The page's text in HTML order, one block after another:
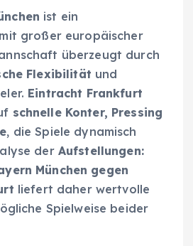
ist ein
großer europäischer
überzeugt durch
Flexibilität und
Eintracht Frankfurt
schnelle Konter, Pressing
, die Spiele dynamisch
der Aufstellungen:
München gegen
liefert daher wertvolle
Spielweise beider